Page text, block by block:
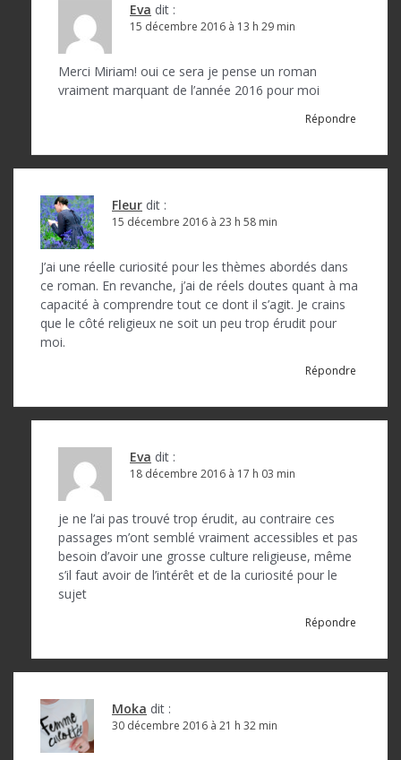
Eva dit :
15 décembre 2016 à 13 h 29 min
Merci Miriam! oui ce sera je pense un roman
vraiment marquant de l’année 2016 pour moi
Répondre
Fleur dit :
15 décembre 2016 à 23 h 58 min
J’ai une réelle curiosité pour les thèmes abordés dans
ce roman. En revanche, j’ai de réels doutes quant à ma
capacité à comprendre tout ce dont il s’agit. Je crains
que le côté religieux ne soit un peu trop érudit pour
moi.
Répondre
Eva dit :
18 décembre 2016 à 17 h 03 min
je ne l’ai pas trouvé trop érudit, au contraire ces
passages m’ont semblé vraiment accessibles et pas
besoin d’avoir une grosse culture religieuse, même
s’il faut avoir de l’intérêt et de la curiosité pour le
sujet
Répondre
Moka dit :
30 décembre 2016 à 21 h 32 min